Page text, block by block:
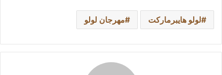
لولو هايبرماركت مهرجان لولو